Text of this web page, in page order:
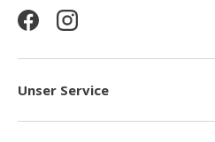
FacebookInstagram
Unser Service